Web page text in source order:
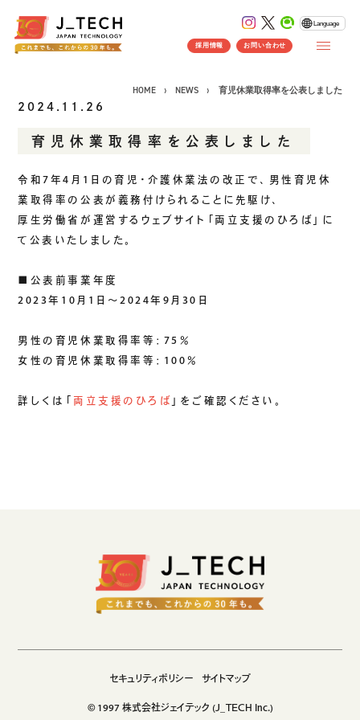
コンセプト
SERVICE
事業紹介製品ソリューション
受託開発
生成AIソリューション
SDGsへの取り組み
コンプライアンス
労働情報の公開
Language
採用情報 お問い合わせ
HOME NEWS 育児休業取得率を公表しました
2024.11.26
育児休業取得率を公表しました
令和7年4月1日の育児・介護休業法の改正で、男性育児休
業取得率の公表が義務付けられることに先駆け、
厚生労働省が運営するウェブサイト「両立支援のひろば」に
て公表いたしました。
■公表前事業年度
2023年10月1日～2024年9月30日
男性の育児休業取得率等：75％
女性の育児休業取得率等：100％
詳しくは「 両立支援のひろば 」をご確認ください。
セキュリティポリシー サイトマップ
© 1997 株式会社ジェイテック (J_TECH Inc.)